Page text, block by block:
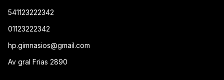
541123222342
01123222342
hp.gimnasios@gmail.com
Av gral Frias 2890